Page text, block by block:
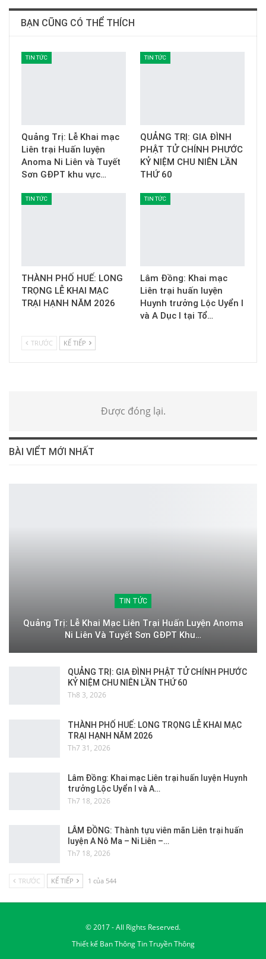
BẠN CŨNG CÓ THỂ THÍCH
TIN TỨC
Quảng Trị: Lễ Khai mạc
Liên trại Huấn luyện
Anoma Ni Liên và Tuyết
Sơn GĐPT khu vực…
TIN TỨC
QUẢNG TRỊ: GIA ĐÌNH
PHẬT TỬ CHÍNH PHƯỚC
KỶ NIỆM CHU NIÊN LẦN
THỨ 60
TIN TỨC
THÀNH PHỐ HUẾ: LONG
TRỌNG LỄ KHAI MẠC
TRẠI HẠNH NĂM 2026
TIN TỨC
Lâm Đồng: Khai mạc
Liên trại huấn luyện
Huynh trưởng Lộc Uyển I
và A Dục I tại Tổ…
TRƯỚC KẾ TIẾP
Được đóng lại.
BÀI VIỂT MỚI NHẤT
TIN TỨC
Quảng Trị: Lễ Khai Mạc Liên Trại Huấn Luyện Anoma
Ni Liên Và Tuyết Sơn GĐPT Khu…
QUẢNG TRỊ: GIA ĐÌNH PHẬT TỬ CHÍNH PHƯỚC
KỶ NIỆM CHU NIÊN LẦN THỨ 60
Th8 3, 2026
THÀNH PHỐ HUẾ: LONG TRỌNG LỄ KHAI MẠC
TRẠI HẠNH NĂM 2026
Th7 31, 2026
Lâm Đồng: Khai mạc Liên trại huấn luyện Huynh
trưởng Lộc Uyển I và A…
Th7 18, 2026
LÂM ĐỒNG: Thành tựu viên mãn Liên trại huấn
luyện A Nô Ma – Ni Liên –…
Th7 18, 2026
TRƯỚC KẾ TIẾP 1 của 544
© 2017 - All Rights Reserved.
Thiết kế Ban Thông Tin Truyền Thông